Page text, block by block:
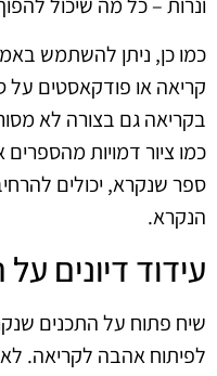
ונרות – כל מה שיכול
כמו כן, ניתן להשתמש
קריאה או פודקאסטים על
בקריאה גם בצורה לא
כמו ציור דמויות
ספר שנקרא, יכולים
הנקרא.
עידוד דיונים
שיח פתוח על התכנים
לפיתוח אהבה לקריאה.